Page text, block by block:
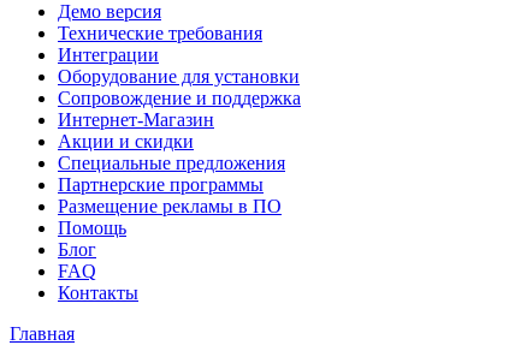
Демо версия
Технические требования
Интеграции
Оборудование для установки
Сопровождение и поддержка
Интернет-Магазин
Акции и скидки
Специальные предложения
Партнерские программы
Размещение рекламы в ПО
Помощь
Блог
FAQ
Контакты
Главная